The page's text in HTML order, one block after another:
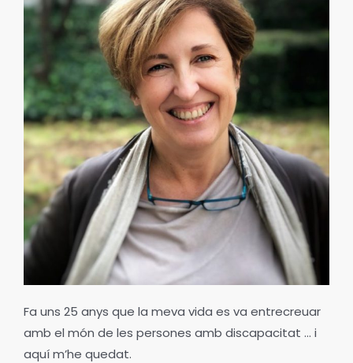
Fa uns 25 anys que la meva vida es va entrecreuar
amb el món de les persones amb discapacitat … i
aquí m’he quedat.